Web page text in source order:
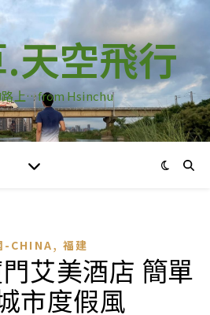
天空飛行
路上…from Hsinchu
-CHINA, 福建
艾美酒店 簡單
市度假風